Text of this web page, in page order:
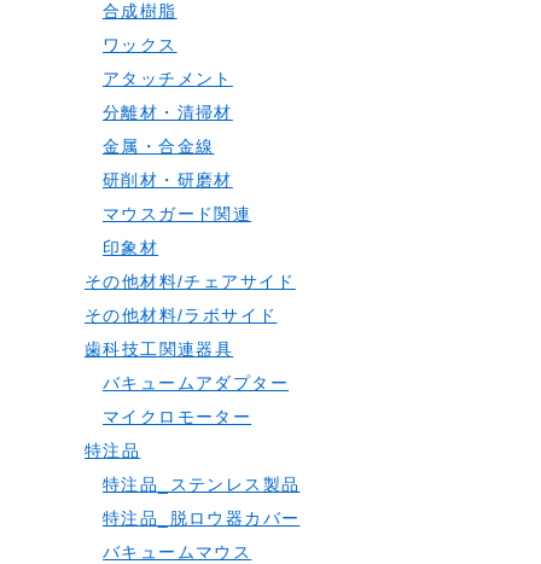
合成樹脂
ワックス
アタッチメント
分離材・清掃材
金属・合金線
研削材・研磨材
マウスガード関連
印象材
その他材料/チェアサイド
その他材料/ラボサイド
歯科技工関連器具
バキュームアダプター
マイクロモーター
特注品
特注品_ステンレス製品
特注品_脱ロウ器カバー
バキュームマウス